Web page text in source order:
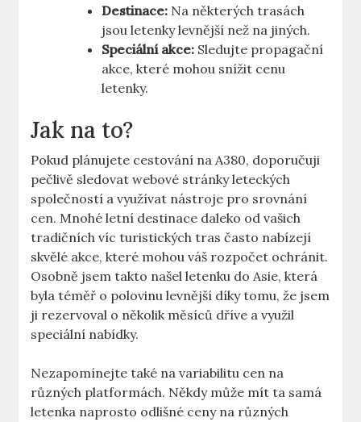
Destinace: Na některých trasách
jsou​ letenky levnější než ‌na jiných.
Speciální akce: Sledujte propagační
akce, které mohou snížit ‌cenu
letenky.
Jak na to?
Pokud ⁢plánujete cestování na A380, doporučuji
pečlivě⁢ sledovat ⁢webové stránky ⁣leteckých⁣
společností a využívat‍ nástroje‍ pro srovnání
cen. Mnohé letní ​destinace ⁣daleko od vašich
tradičních víc turistických tras často nabízejí
skvělé akce, ⁣které mohou váš rozpočet ochránit.
⁢Osobně jsem takto našel ⁢letenku do Asie, která
byla ​téměř o polovinu levnější díky tomu, že jsem
ji rezervoval o několik měsíců dříve a využil
speciální nabídky.
Nezapomínejte také na variabilitu cen⁣ na
různých⁢ platformách. Někdy může mít⁤ ta samá
letenka naprosto odlišné ceny na různých